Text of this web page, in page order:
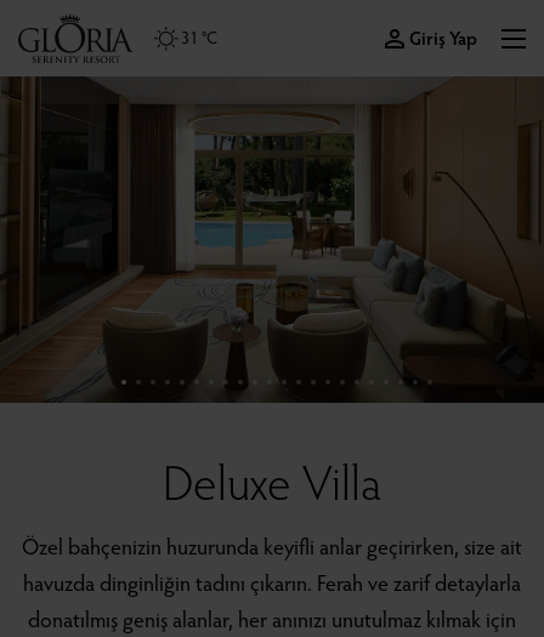
31 °C Giriş Yap
Deluxe Villa
Özel bahçenizin huzurunda keyifli anlar geçirirken, size ait
havuzda dinginliğin tadını çıkarın. Ferah ve zarif detaylarla
donatılmış geniş alanlar, her anınızı unutulmaz kılmak için